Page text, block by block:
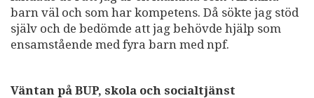
barn väl och som har kompetens. Då sökte jag stöd
själv och de bedömde att jag behövde hjälp som
ensamstående med fyra barn med npf.
Väntan på BUP, skola och socialtjänst